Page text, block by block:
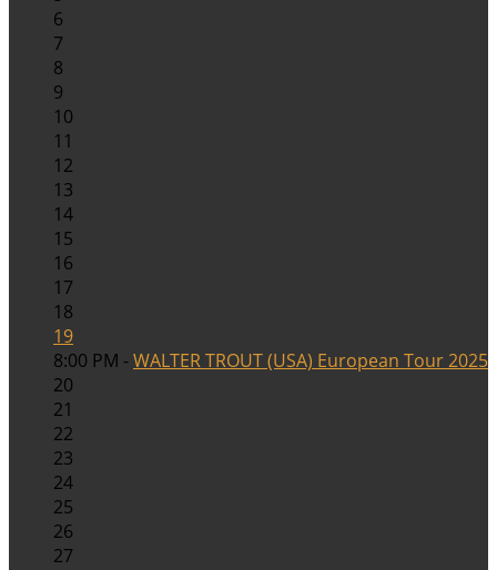
6
7
8
9
10
11
12
13
14
15
16
17
18
19
8:00 PM -WALTER TROUT (USA) European Tour 2025
20
21
22
23
24
25
26
27